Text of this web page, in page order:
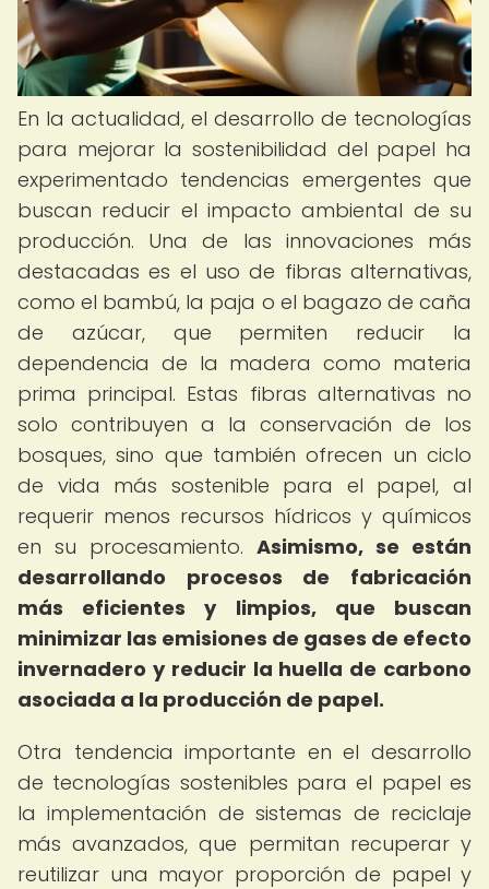
En la actualidad, el desarrollo de tecnologías
para mejorar la sostenibilidad del papel ha
experimentado tendencias emergentes que
buscan reducir el impacto ambiental de su
producción. Una de las innovaciones más
destacadas es el uso de fibras alternativas,
como el bambú, la paja o el bagazo de caña
de azúcar, que permiten reducir la
dependencia de la madera como materia
prima principal. Estas fibras alternativas no
solo contribuyen a la conservación de los
bosques, sino que también ofrecen un ciclo
de vida más sostenible para el papel, al
requerir menos recursos hídricos y químicos
en su procesamiento. Asimismo, se están
desarrollando procesos de fabricación
más eficientes y limpios, que buscan
minimizar las emisiones de gases de efecto
invernadero y reducir la huella de carbono
asociada a la producción de papel.
Otra tendencia importante en el desarrollo
de tecnologías sostenibles para el papel es
la implementación de sistemas de reciclaje
más avanzados, que permitan recuperar y
reutilizar una mayor proporción de papel y